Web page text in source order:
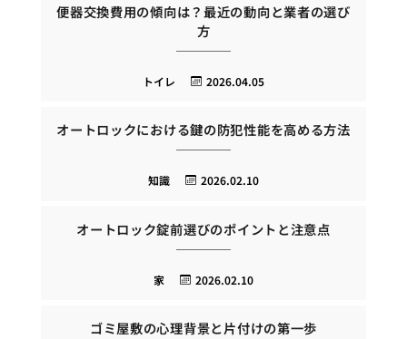
便器交換費用の傾向は？最近の動向と業者の選び
方
2026.04.05
トイレ
オートロックにおける鍵の防犯性能を高める方法
2026.02.10
知識
オートロック錠前選びのポイントと注意点
2026.02.10
家
ゴミ屋敷の心理背景と片付けの第一歩